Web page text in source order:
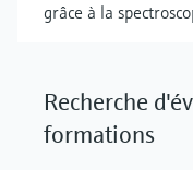
grâce à la
Recherche
formations